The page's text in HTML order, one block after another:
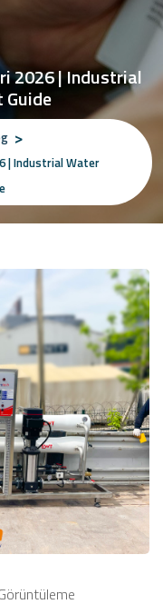
2026 | Industrial
| Industrial Water